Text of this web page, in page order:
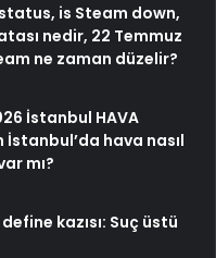
is Steam down,
nedir, 22 Temmuz
ne zaman düzelir?
İstanbul HAVA
İstanbul’da hava nasıl
mı?
kazısı: Suç üstü